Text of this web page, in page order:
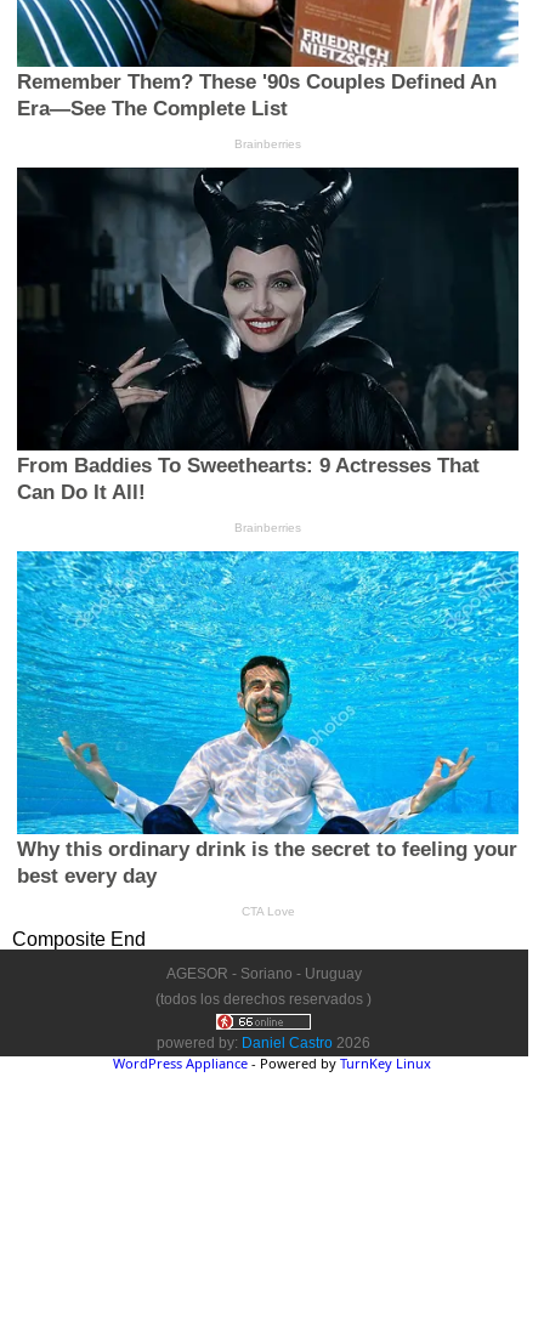
Composite End
AGESOR - Soriano - Uruguay
(todos los derechos reservados )
powered by: Daniel Castro 2026
WordPress Appliance - Powered by TurnKey Linux